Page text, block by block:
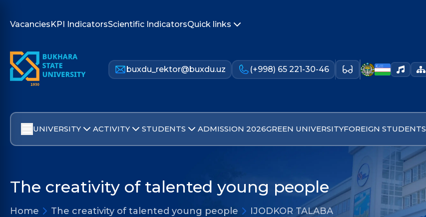
VacanciesKPI IndicatorsScientific IndicatorsQuick links
buxdu_rektor@buxdu.uz (+998) 65 221-30-46
UNIVERSITY ACTIVITY STUDENTS ADMISSION 2026GREEN UNIVERSITYFOREIGN STUDENTS
The creativity of talented young people
Home The creativity of talented young people IJODKOR TALABA